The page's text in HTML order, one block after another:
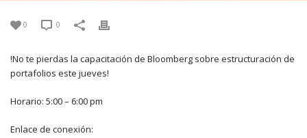
0 0
!No te pierdas la capacitación de Bloomberg sobre estructuración de
portafolios este jueves!
Horario: 5:00 – 6:00 pm
Enlace de conexión: